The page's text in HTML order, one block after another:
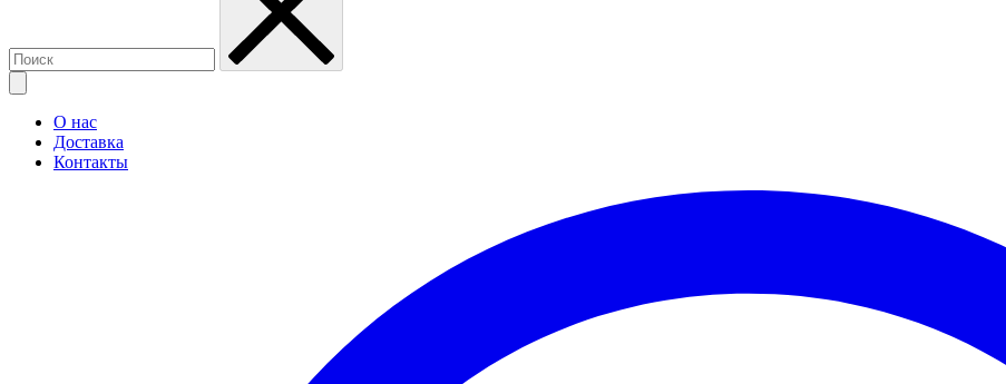
О нас
Доставка
Контакты